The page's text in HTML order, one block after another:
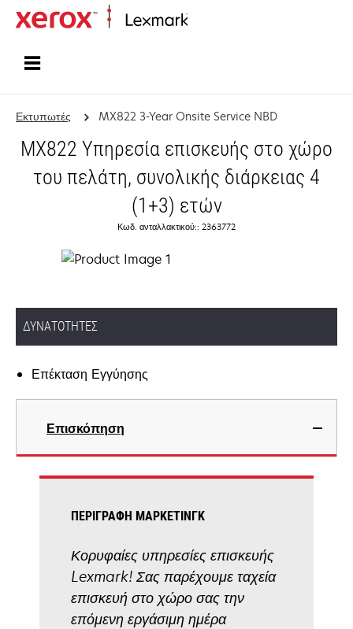
Εκτυπωτές MX822 3-Year Onsite Service NBD
MX822 Υπηρεσία επισκευής στο χώρο
του πελάτη, συνολικής διάρκειας 4
(1+3) ετών
Κωδ. ανταλλακτικού:: 2363772
ΔΥΝΑΤΌΤΗΤΕΣ
Επέκταση Εγγύησης
Επισκόπηση
ΠΕΡΙΓΡΑΦΉ ΜΆΡΚΕΤΙΝΓΚ
Κορυφαίες υπηρεσίες επισκευής
Lexmark! Σας παρέχουμε ταχεία
επισκευή στο χώρο σας την
επόμενη εργάσιμη ημέρα